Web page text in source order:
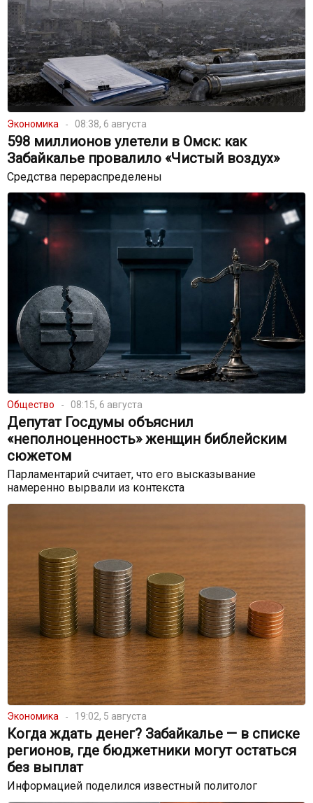
Экономика 08:38, 6 августа
598 миллионов улетели в Омск: как
Забайкалье провалило «Чистый воздух»
Средства перераспределены
Общество 08:15, 6 августа
Депутат Госдумы объяснил
«неполноценность» женщин библейским
сюжетом
Парламентарий считает, что его высказывание
намеренно вырвали из контекста
Экономика 19:02, 5 августа
Когда ждать денег? Забайкалье — в списке
регионов, где бюджетники могут остаться
без выплат
Информацией поделился известный политолог